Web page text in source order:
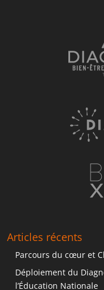
Articles récents
Parcours du cœur et
Déploiement du
l’Éducation Nationale